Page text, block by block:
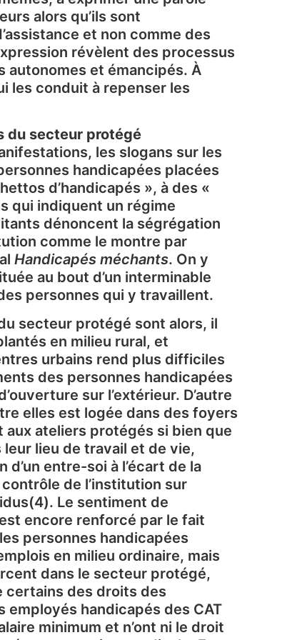
alors qu’ils sont
et non comme des
révèlent des processus
et émancipés. À
les conduit à repenser les
du secteur protégé
les slogans sur les
handicapées placées
d’handicapés », à des «
qui indiquent un régime
dénoncent la ségrégation
comme le montre par
Handicapés méchants. On y
au bout d’un interminable
personnes qui y travaillent.
secteur protégé sont alors, il
en milieu rural, et
urbains rend plus difficiles
des personnes handicapées
sur l’extérieur. D’autre
elles est logée dans des foyers
aux ateliers protégés si bien que
lieu de travail et de vie,
entre-soi à l’écart de la
de l’institution sur
Le sentiment de
encore renforcé par le fait
personnes handicapées
en milieu ordinaire, mais
dans le secteur protégé,
certains des droits des
employés handicapés des CAT
minimum et n’ont ni le droit